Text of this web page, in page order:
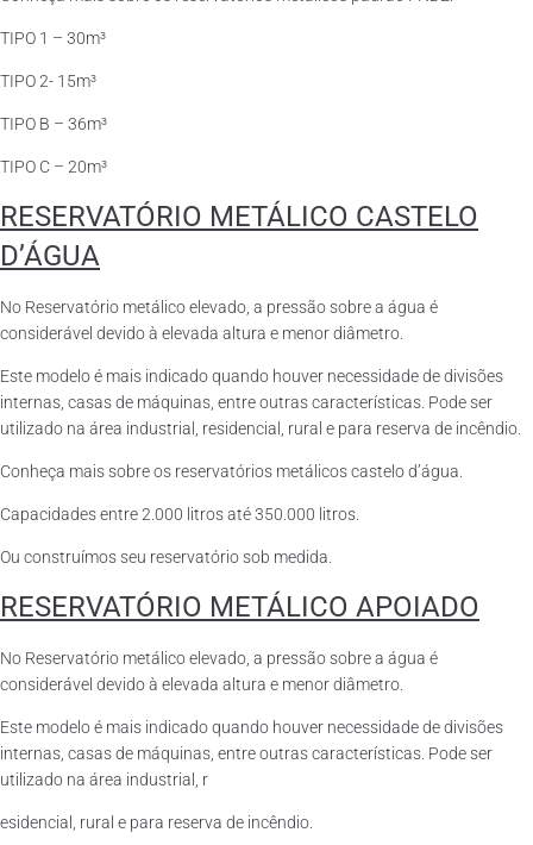
TIPO 1 – 30m³
TIPO 2- 15m³
TIPO B – 36m³
TIPO C – 20m³
RESERVATÓRIO METÁLICO CASTELO
D’ÁGUA
No Reservatório metálico elevado, a pressão sobre a água é
considerável devido à elevada altura e menor diâmetro.
Este modelo é mais indicado quando houver necessidade de divisões
internas, casas de máquinas, entre outras características. Pode ser
utilizado na área industrial, residencial, rural e para reserva de incêndio.
Conheça mais sobre os reservatórios metálicos castelo d’água.
Capacidades entre 2.000 litros até 350.000 litros.
Ou construímos seu reservatório sob medida.
RESERVATÓRIO METÁLICO APOIADO
No Reservatório metálico elevado, a pressão sobre a água é
considerável devido à elevada altura e menor diâmetro.
Este modelo é mais indicado quando houver necessidade de divisões
internas, casas de máquinas, entre outras características. Pode ser
utilizado na área industrial, r
esidencial, rural e para reserva de incêndio.